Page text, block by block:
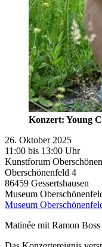
Konzert: Young
26. Oktober 2025
11:00 bis 13:00 Uhr
Kunstforum
Oberschönenfeld 4
86459 Gessertshausen
Museum
Museum
Matinée mit Ramon